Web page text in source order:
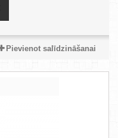
Pievienot salīdzināšanai